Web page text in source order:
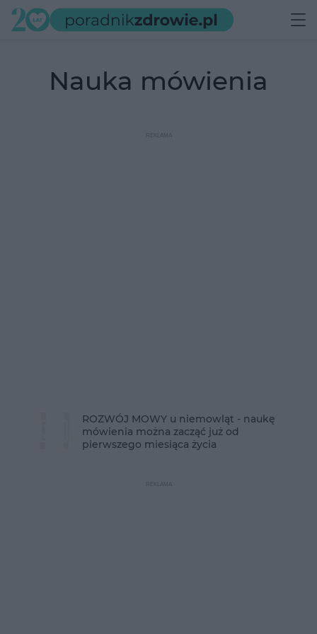
nauka mówienia
ROZWÓJ MOWY u niemowląt - naukę
mówienia można zacząć już od
pierwszego miesiąca życia